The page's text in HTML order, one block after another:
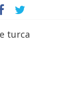
turca